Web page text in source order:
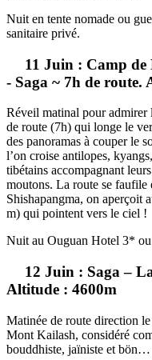
Nuit en tente nomade ou
sanitaire privé.
11 Juin : Camp de
- Saga ~ 7h de route.
Réveil matinal pour admirer
de route (7h) qui longe le
des panoramas à couper le
l’on croise antilopes,
tibétains accompagnant
moutons. La route se faufile
Shishapangma, on aperçoit
m) qui pointent vers le ciel !
Nuit au Ouguan Hotel 3*
12 Juin : Saga –
Altitude : 4600m
Matinée de route direction
Mont Kailash, considéré
bouddhiste, jaïniste et bön…